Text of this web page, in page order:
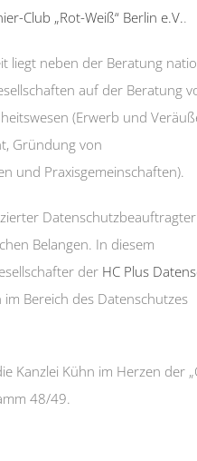
Club „Rot-Weiß“ Berlin e.V..
liegt neben der Beratung
auf der Beratung
(Erwerb und
Gründung von
und Praxisgemeinschaften).
Datenschutzbeauftragter
Belangen. In diesem
der HC Plus
Bereich des Datenschutzes
Kanzlei Kühn im Herzen der
48/49.